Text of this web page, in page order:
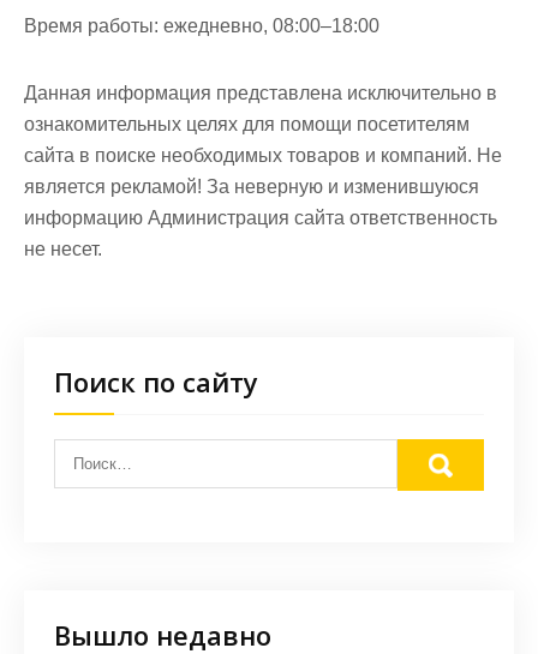
Время работы: ежедневно, 08:00–18:00
Данная информация представлена исключительно в
ознакомительных целях для помощи посетителям
сайта в поиске необходимых товаров и компаний. Не
является рекламой! За неверную и изменившуюся
информацию Администрация сайта ответственность
не несет.
Поиск по сайту
Вышло недавно